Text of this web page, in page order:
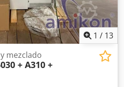
1 / 13
mezclado
+ A310 +